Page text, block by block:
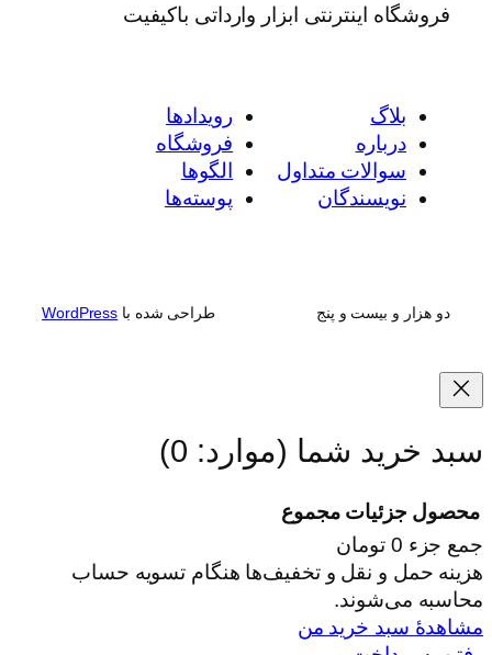
فروشگاه اینترنتی ابزار وارداتی باکیفیت
بلاگ
درباره
سوالات متداول
نویسندگان
رویدادها
فروشگاه
الگوها
پوسته‌ها
دو هزار و بیست و پنج طراحی شده با WordPress
سبد خرید شما (موارد: 0)
محصولات
در
سبد
محصول جزئیات مجموع
جمع جزء 0 تومان
هزینه حمل و نقل و تخفیف‌ها هنگام تسویه حساب
محاسبه می‌شوند.
مشاهدهٔ سبد خرید من